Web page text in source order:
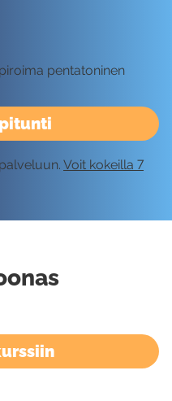
pentatoninen
Voit kokeilla 7